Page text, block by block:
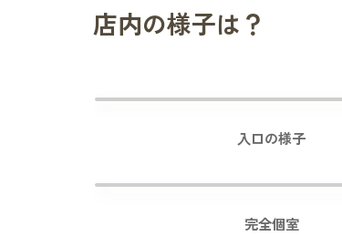
店内の様子は？
入口の様子
完全個室